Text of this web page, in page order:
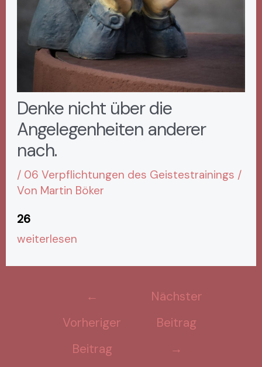
Denke nicht über die
Angelegenheiten anderer
nach.
/ 06 Verpflichtungen des Geistestrainings /
Von Martin Böker
26
weiterlesen
←
Vorheriger
Beitrag
Nächster
Beitrag
→